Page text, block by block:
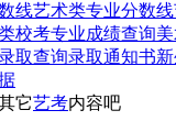
线艺术类专业分数线
校考专业成绩查询
取查询录取通知书
它艺考内容吧